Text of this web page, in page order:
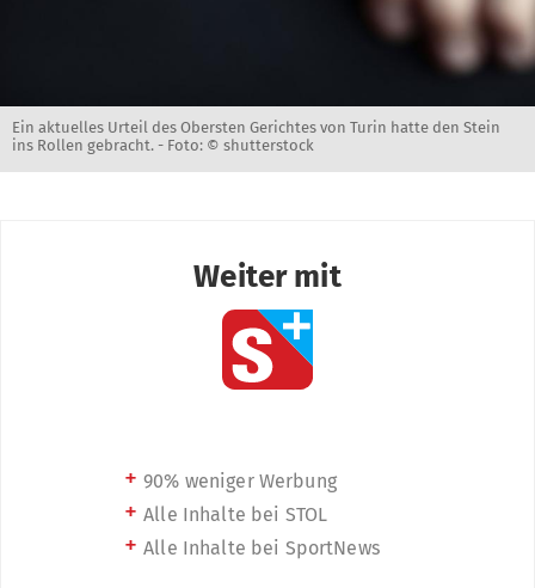
Ein aktuelles Urteil des Obersten Gerichtes von Turin hatte den Stein
ins Rollen gebracht. - Foto: © shutterstock